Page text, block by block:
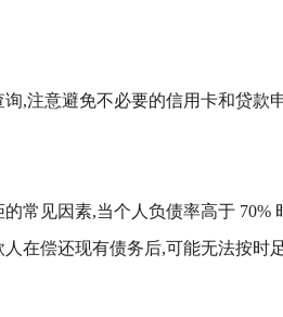
,注意避免不必要的信用卡和贷款
常见因素,当个人负债率高于 70%
在偿还现有债务后,可能无法按时